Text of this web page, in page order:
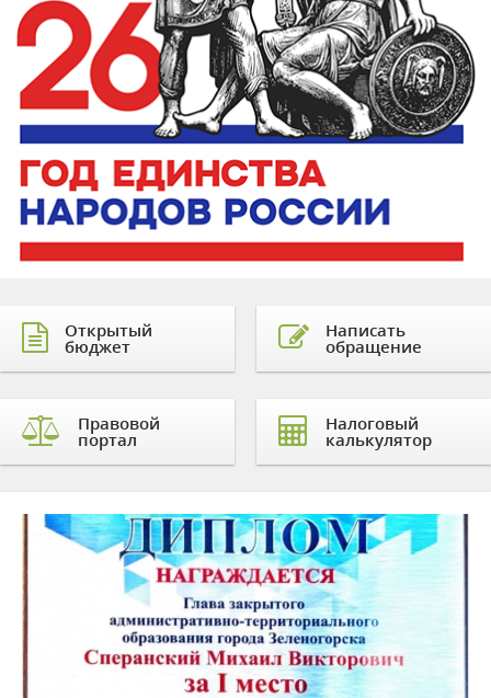
Открытый
бюджет
Правовой
портал
Написать
обращение
Налоговый
калькулятор